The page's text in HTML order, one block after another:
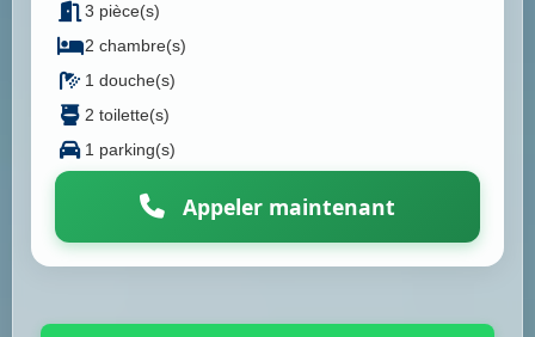
3 pièce(s)
2 chambre(s)
1 douche(s)
2 toilette(s)
1 parking(s)
Appeler maintenant